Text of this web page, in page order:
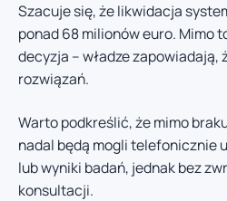
Szacuje się, że likwidacja
ponad 68 milionów euro. Mimo
decyzja – władze zapowiadają,
rozwiązań.
Warto podkreślić, że mimo
nadal będą mogli telefonicznie
lub wyniki badań, jednak bez
konsultacji.